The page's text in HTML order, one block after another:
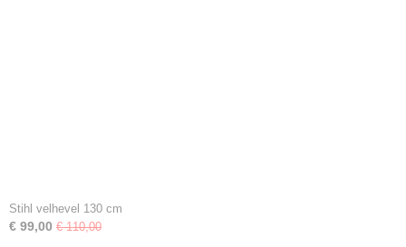
Stihl velhevel 130 cm
€ 99,00 € 110,00